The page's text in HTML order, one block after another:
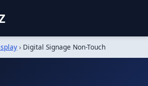
› Digital Signage Non-Touch